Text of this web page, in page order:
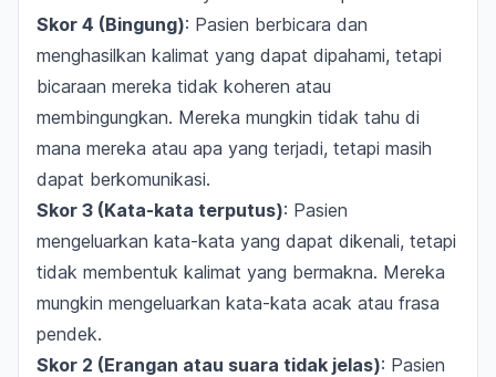
Skor 4 (Bingung): Pasien berbicara dan
menghasilkan kalimat yang dapat dipahami, tetapi
bicaraan mereka tidak koheren atau
membingungkan. Mereka mungkin tidak tahu di
mana mereka atau apa yang terjadi, tetapi masih
dapat berkomunikasi.
Skor 3 (Kata-kata terputus): Pasien
mengeluarkan kata-kata yang dapat dikenali, tetapi
tidak membentuk kalimat yang bermakna. Mereka
mungkin mengeluarkan kata-kata acak atau frasa
pendek.
Skor 2 (Erangan atau suara tidak jelas): Pasien